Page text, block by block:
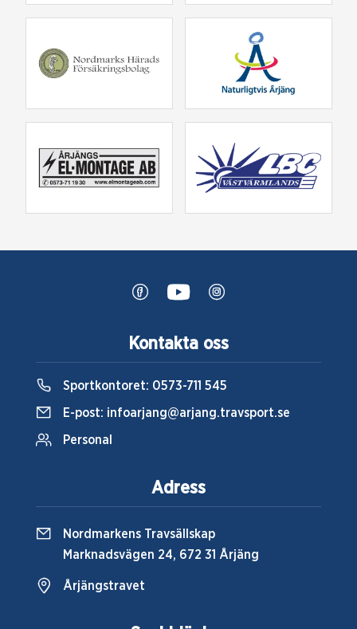
Kontakta oss
Sportkontoret: 0573-711 545
E-post: infoarjang@arjang.travsport.se
Personal
Adress
Nordmarkens Travsällskap
Marknadsvägen 24, 672 31 Årjäng
Årjängstravet